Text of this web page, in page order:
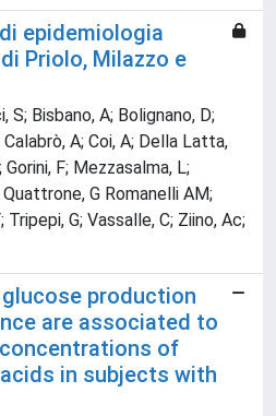
epidemiologia
Priolo, Milazzo e
S; Bisbano, A; Bolignano, D;
A; Coi, A; Della Latta,
F; Mezzasalma, L;
G Romanelli AM;
G; Vassalle, C; Ziino, Ac;
production
are associated to
of
in subjects with